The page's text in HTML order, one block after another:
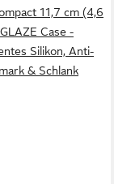
11,7 cm (4,6
Case -
Silikon, Anti-
& Schlank